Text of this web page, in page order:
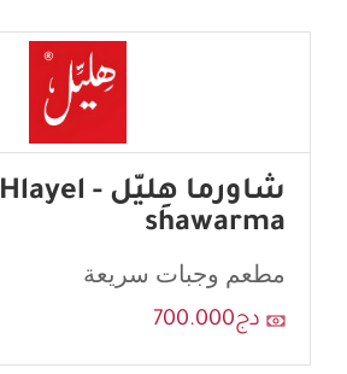
شاورما هِليّل - Hlayel
shawarma
مطعم وجبات سريعة
دج700.000